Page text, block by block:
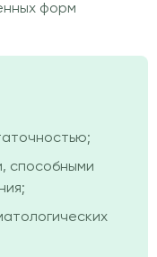
форм
способными